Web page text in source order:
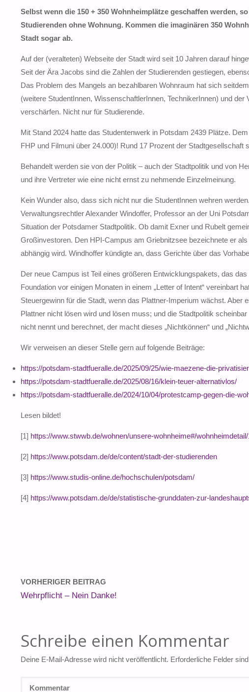
Selbst wenn die 150 + 350 Wohnheimplätze geschaffen werden,
Studierenden ohne Wohnung. Kommen die imaginären 350
Stadt sogar ab.
Auf der (veralteten) Webseite der Stadt wird seit 10 Jahren darauf
Seit der Ära Jacobs sind die Zahlen der Studierenden gestiegen,
Das Problem des Mangels an bezahlbaren Wohnraum hat sich
(weitere StudentInnen, WissenschaftlerInnen, TechnikerInnen) und
verschärfen. Nicht nur für Studierende.
Mit Stand 2024 hatte das Studentenwerk in Potsdam 2439 Plätze.
FHP und Filmuni über 24.000)! Rund 17 Prozent der Stadtgesellschaft
Behandelt werden sie von der Politik – auch der Stadtpolitik und von
und ihre Vertreter wie eine nicht ernst zu nehmende Einzelmeinung.
Kein Wunder also, dass sich nicht nur die StudentInnen wehren
Verwaltungsrechtler Alexander Windoffer, Professor an der Uni
Situation der Potsdamer Stadtpolitik. Ob damit Exner und Rubelt
Großinvestoren. Den HPI-Campus am Griebnitzsee bezeichnete er
abhängig wird. Windhoffer kündigte an, dass Gerichte über das
Der neue Campus ist Teil eines größeren Entwicklungspakets, das
Foundation vor einigen Monaten in einem „Letter of Intent“ vereinbart
Steuergewinn für die Stadt, wenn das Plattner-Imperium wächst.
Plattner nicht lösen wird und lösen muss; und die Stadtpolitik
nicht nennt und berechnet, der macht dieses „Nichtkönnen“ und
Wir verweisen an dieser Stelle gern auf folgende Beiträge:
https://potsdam-stadtfueralle.de/2025/09/25/wie-maezene-die-
https://potsdam-stadtfueralle.de/2025/08/16/klein-teuer-alternativlos/
https://potsdam-stadtfueralle.de/2024/10/04/protestcamp-gegen-die-
Lesen bildet!
[1] https://www.stwwb.de/wohnen/unsere-wohnheime#/
[2] https://www.potsdam.de/de/content/stadt-der-studierenden
[3] https://www.studis-online.de/hochschulen/potsdam/
[4] https://www.potsdam.de/de/statistische-grunddaten-zur-
VORHERIGER BEITRAG
Wehrpflicht – Nein Danke!
Schreibe einen Kommentar
Deine E-Mail-Adresse wird nicht veröffentlicht. Erforderliche Felder